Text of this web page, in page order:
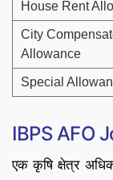
House Rent
City
Allowance
Special
IBPS AFO
एक कृषि क्षेत्र